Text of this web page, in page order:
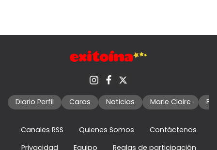
Diario Perfil Caras Noticias Marie Claire
Canales RSS Quienes Somos
Contáctenos
Privacidad
Equipo Reglas de participación